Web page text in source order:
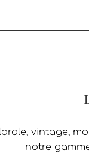
vintage,
notre